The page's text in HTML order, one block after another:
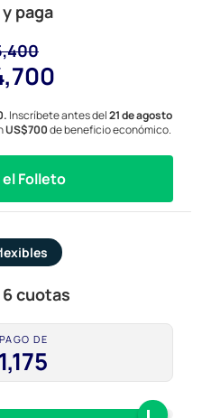
paga
Inscríbete antes del21 de agosto
US$700de beneficio económico.
Folleto
6 cuotas
DE